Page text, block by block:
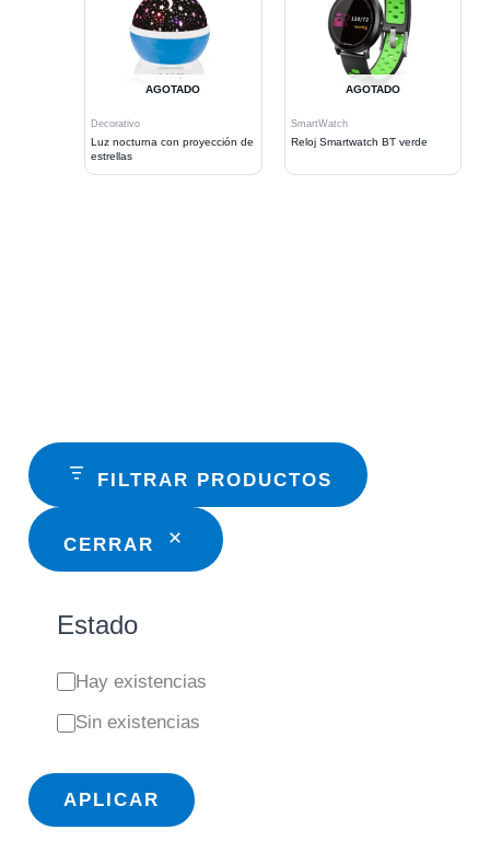
FILTRAR PRODUCTOS
CERRAR
Estado
E
s
d
Hay existencias
Sin existencias
APLICAR
AGOTADO
Decorativo
Luz nocturna con proyección de
estrellas
AGOTADO
SmartWatch
Reloj Smartwatch BT verde